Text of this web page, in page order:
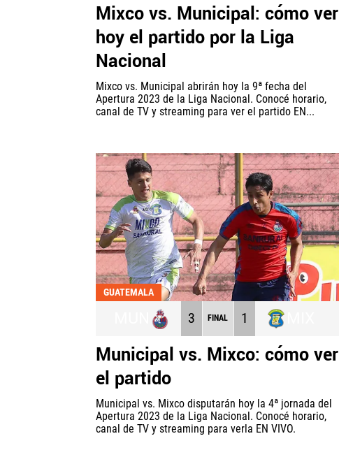
Mixco vs. Municipal: cómo ver
hoy el partido por la Liga
Nacional
Mixco vs. Municipal abrirán hoy la 9ª fecha del
Apertura 2023 de la Liga Nacional. Conocé horario,
canal de TV y streaming para ver el partido EN...
GUATEMALA
3 FINAL 1
Municipal vs. Mixco: cómo ver
el partido
Municipal vs. Mixco disputarán hoy la 4ª jornada del
Apertura 2023 de la Liga Nacional. Conocé horario,
canal de TV y streaming para verla EN VIVO.